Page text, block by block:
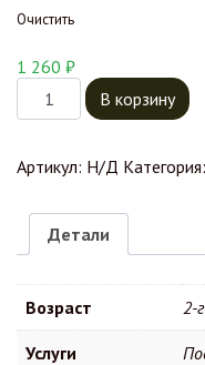
Очистить
1 260 ₽
Количество товара
В корзину
Артикул: Н/Д Категория:
Детали
Возраст 2-
Услуги